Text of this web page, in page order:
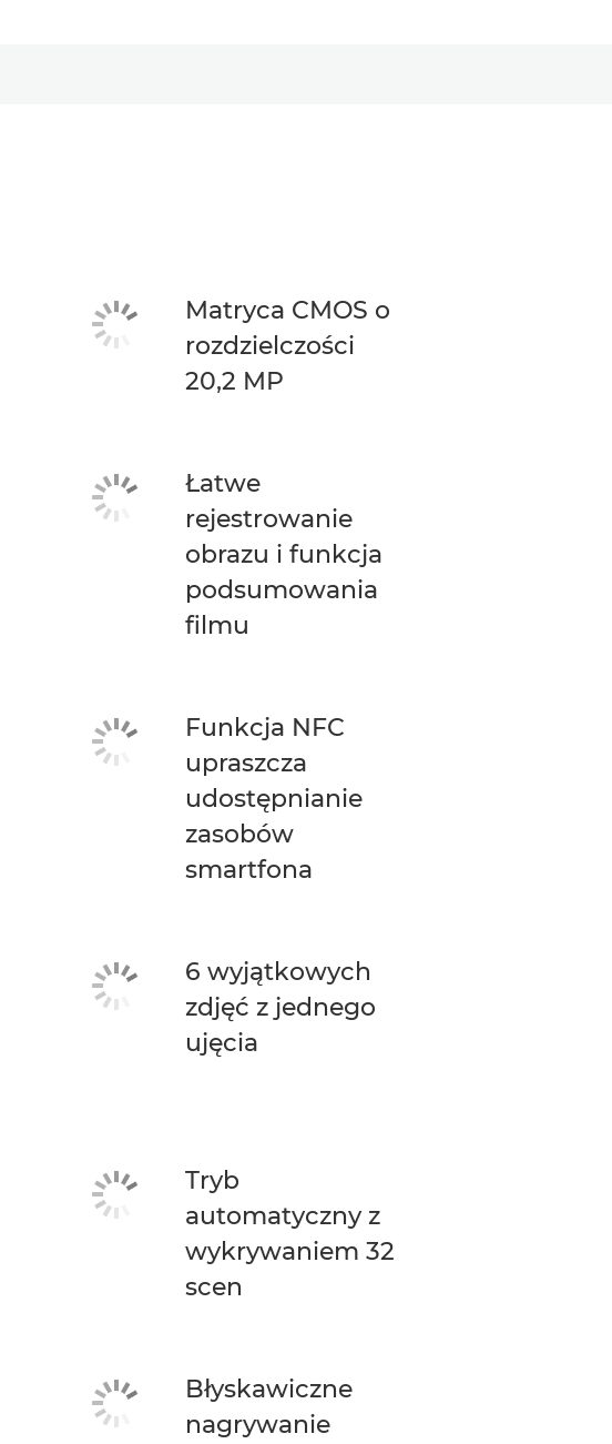
Matryca CMOS o
rozdzielczości
20,2 MP
Łatwe
rejestrowanie
obrazu i funkcja
podsumowania
filmu
Funkcja NFC
upraszcza
udostępnianie
zasobów
smartfona
6 wyjątkowych
zdjęć z jednego
ujęcia
Tryb
automatyczny z
wykrywaniem 32
scen
Błyskawiczne
nagrywanie